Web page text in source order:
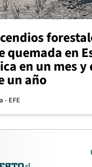
quemada en
en un mes
un año
- EFE